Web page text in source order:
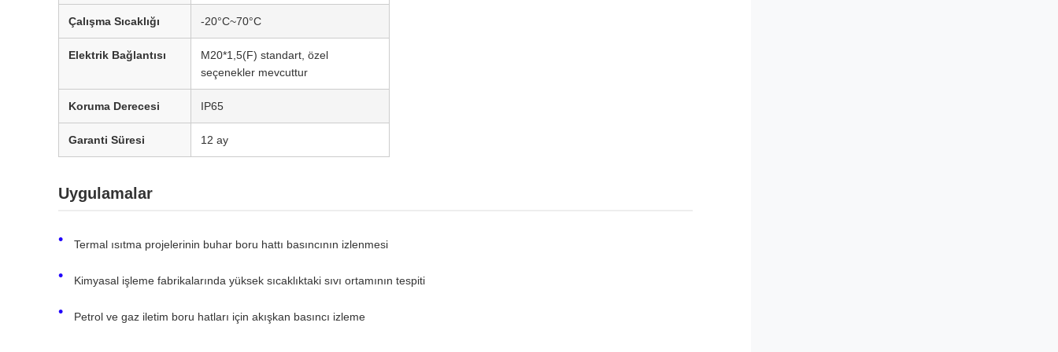
Çalışma Sıcaklığı -20°C~70°C
Elektrik Bağlantısı
M20*1,5(F) standart, özel
seçenekler mevcuttur
Koruma Derecesi IP65
Garanti Süresi 12 ay
Uygulamalar
Termal ısıtma projelerinin buhar boru hattı basıncının izlenmesi
Kimyasal işleme fabrikalarında yüksek sıcaklıktaki sıvı ortamının tespiti
Petrol ve gaz iletim boru hatları için akışkan basıncı izleme